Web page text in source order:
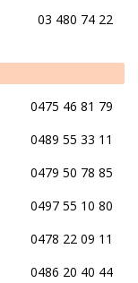
03 480 74 22
0475 46 81 79
0489 55 33 11
0479 50 78 85
0497 55 10 80
0478 22 09 11
0486 20 40 44